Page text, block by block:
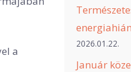
a
2026.01.22.
Január